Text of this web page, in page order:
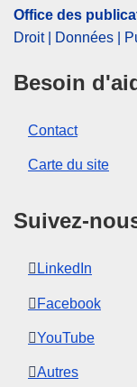
Office des
Droit | Données |
Besoin
Contact
Carte du site
Suivez-
LinkedIn
Facebook
YouTube
Autres